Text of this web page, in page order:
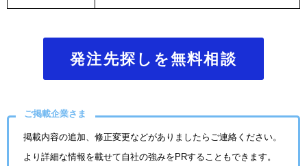
発注先探しを無料相談
ご掲載企業さま
掲載内容の追加、修正変更などがありましたらご連絡ください。
より詳細な情報を載せて自社の強みをPRすることもできます。